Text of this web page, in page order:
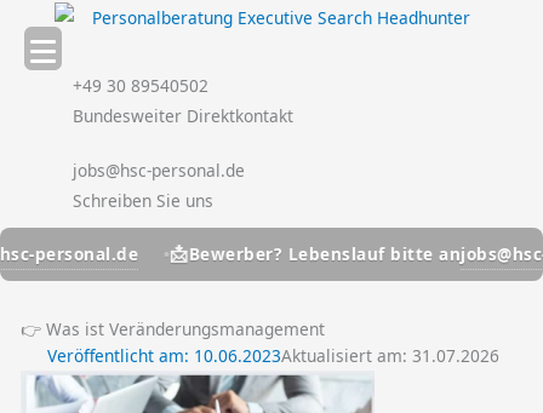
Inhalt
springen +49 30 89540502
Bundesweiter Direktkontakt
jobs@hsc-personal.de
Schreiben Sie uns
📩 Bewerber? Lebenslauf bitte anjobs@hsc-
👉 Was ist Veränderungsmanagement
Veröffentlicht am: 10.06.2023Aktualisiert am: 31.07.2026